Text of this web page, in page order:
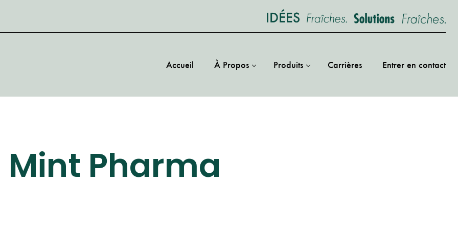
Accueil À Propos Produits Carrières Entrer en contact
Mint Pharma